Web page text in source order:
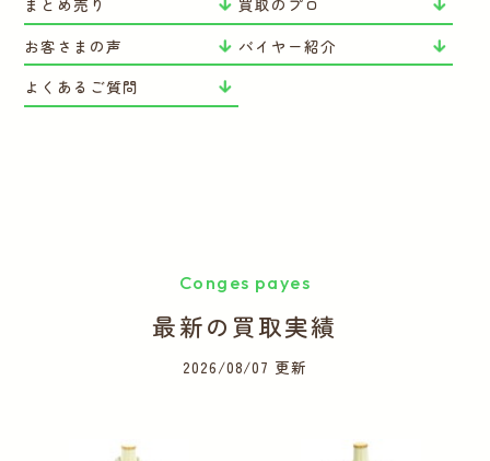
まとめ売り
買取のプロ
お客さまの声
バイヤー紹介
よくあるご質問
Conges payes
最新の買取実績
2026/08/07 更新